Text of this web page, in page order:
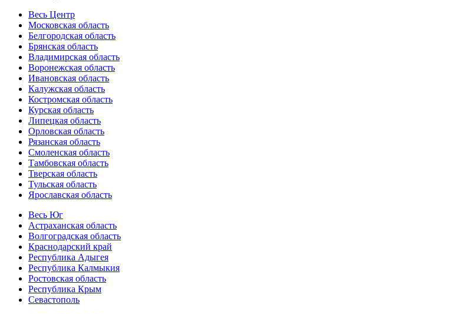
Весь Центр
Московская область
Белгородская область
Брянская область
Владимирская область
Воронежская область
Ивановская область
Калужская область
Костромская область
Курская область
Липецкая область
Орловская область
Рязанская область
Смоленская область
Тамбовская область
Тверская область
Тульская область
Ярославская область
Весь Юг
Астраханская область
Волгоградская область
Краснодарский край
Республика Адыгея
Республика Калмыкия
Ростовская область
Республика Крым
Севастополь